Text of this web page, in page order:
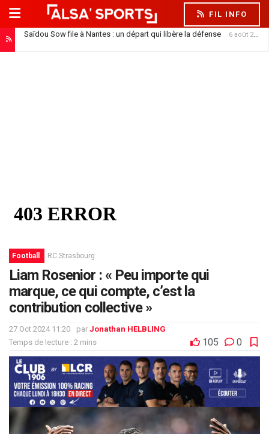
FIL INFO
Saïdou Sow file à Nantes : un départ qui libère la défense 6 août 2026
Football RC Strasbourg
Liam Rosenior : « Peu importe qui
marque, ce qui compte, c’est la
contribution collective »
27 Oct 2024 11:20 par Jonathan HELBLING
Temps de lecture : 2 mins
105 0